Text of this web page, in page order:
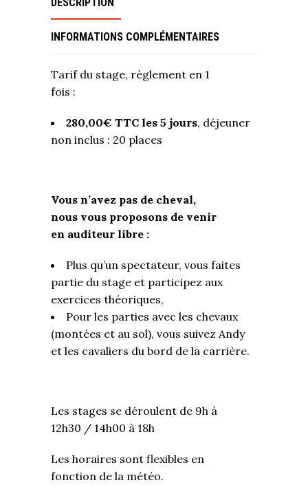
INFORMATIONS COMPLÉMENTAIRES
Tarif du stage, règlement en 1
fois :
280,00€ TTC les 5 jours, déjeuner
non inclus : 20 places
Vous n’avez pas de cheval,
nous vous proposons de venir
en auditeur libre :
Plus qu’un spectateur, vous faites
partie du stage et participez aux
exercices théoriques,
Pour les parties avec les chevaux
(montées et au sol), vous suivez Andy
et les cavaliers du bord de la carrière.
Les stages se déroulent de 9h à
12h30 / 14h00 à 18h
Les horaires sont flexibles en
fonction de la météo.